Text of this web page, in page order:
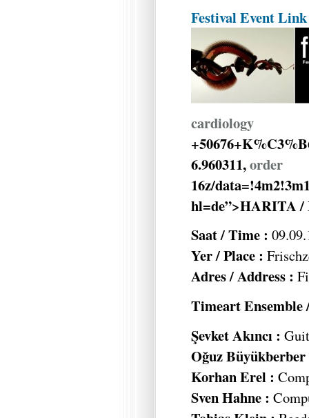
Festival Event Link
cardiology
6.960311,order
16z/
hl=de”>HARITA /
Saat / Time :
Yer / Place :
Adres / Address :
Timeart Ensemble
Şevket Akıncı :
Oğuz
Korhan Erel :
Sven Hahne :